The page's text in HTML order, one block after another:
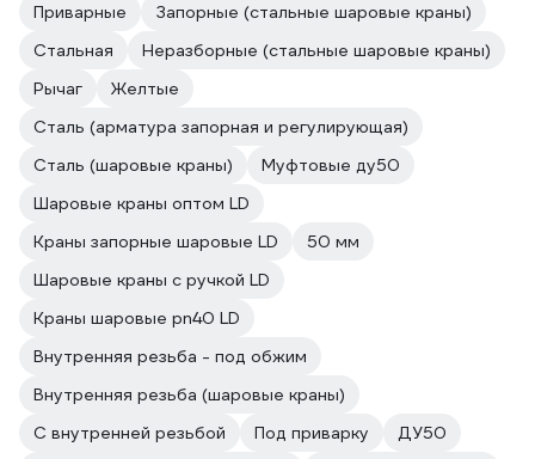
Приварные
Запорные (стальные шаровые краны)
Стальная
Неразборные (стальные шаровые краны)
Рычаг
Желтые
Сталь (арматура запорная и регулирующая)
Сталь (шаровые краны)
Муфтовые ду50
Шаровые краны оптом LD
Краны запорные шаровые LD
50 мм
Шаровые краны с ручкой LD
Краны шаровые pn40 LD
Внутренняя резьба - под обжим
Внутренняя резьба (шаровые краны)
С внутренней резьбой
Под приварку
ДУ50